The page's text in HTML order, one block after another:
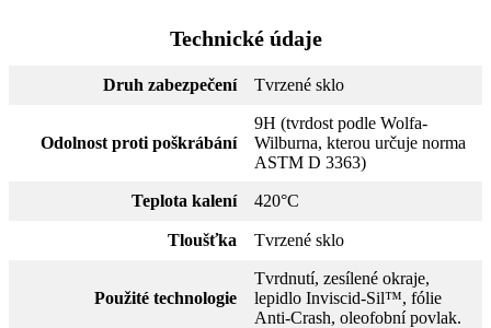
Technické údaje
Druh zabezpečení Tvrzené sklo
Odolnost proti poškrábání
9H (tvrdost podle Wolfa-
Wilburna, kterou určuje norma
ASTM D 3363)
Teplota kalení 420°C
Tloušťka Tvrzené sklo
Použité technologie
Tvrdnutí, zesílené okraje,
lepidlo Inviscid-Sil™, fólie
Anti-Crash, oleofobní povlak.